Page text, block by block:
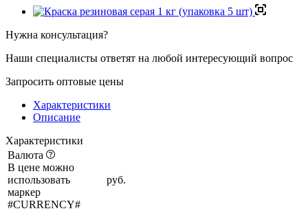
Нужна консультация?
Наши специалисты ответят на любой интересующий вопрос
Запросить оптовые цены
Характеристики
Описание
Характеристики
Валюта
В цене можно
использовать
маркер
#CURRENCY#
руб.